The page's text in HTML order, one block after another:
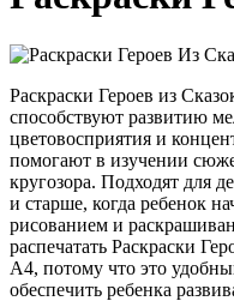
Раскраски Героев из
способствуют развитию
цветовосприятия и
помогают в изучении
кругозора. Подходят для
и старше, когда ребенок
рисованием и
распечатать Раскраски
A4, потому что это
обеспечить ребенка